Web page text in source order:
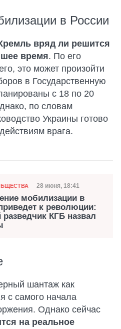
в России
вряд ли решится
время. По его
это может произойти
в Государственную
с 18 по 20
по словам
Украины готово
врага.
Дата публикации
28 июня, 18:41
мобилизации в
к революции:
КГБ назвал
шантаж как
с самого начала
Однако сейчас
на реальное